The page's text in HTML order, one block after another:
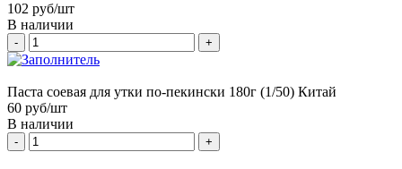
102 руб/шт
В наличии
- +
Паста соевая для утки по-пекински 180г (1/50) Китай
60 руб/шт
В наличии
- +